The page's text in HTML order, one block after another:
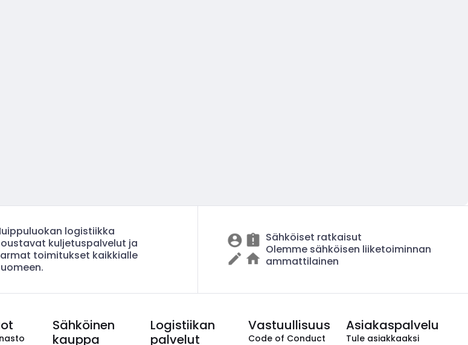
logistiikka
kuljetuspalvelut ja
toimitukset kaikkialle
Sähköiset ratkaisut
Olemme sähköisen liiketoiminnan
ammattilainen
Sähköinen
kauppa
Logistiikan
palvelut
Vastuullisuus
Code of Conduct
Asiakaspalvelu
Tule asiakkaaksi